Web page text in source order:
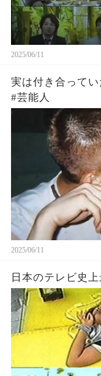
2025/06/11
実は付き合って
#芸能人
2025/06/11
日本のテレビ史